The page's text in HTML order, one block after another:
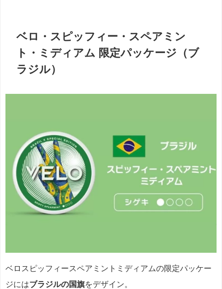
ベロ・スピッフィー・スペアミン
ト・ミディアム 限定パッケージ（ブ
ラジル）
ベロスピッフィースペアミントミディアムの限定パッケー
ジにはブラジルの国旗をデザイン。